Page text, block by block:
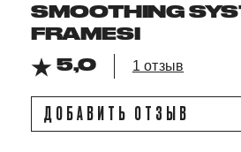
SMOOTHING
FRAMESI
5,0
1 отзыв
ДОБАВИТЬ ОТЗЫВ